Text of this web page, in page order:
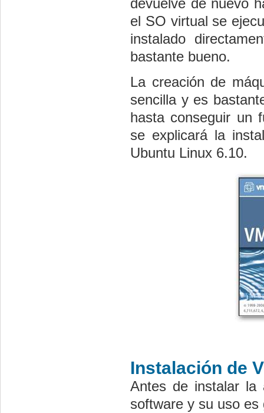
devuelve de nuevo
el SO virtual se
instalado
bastante bueno.
La creación de
sencilla y es
hasta conseguir un
se explicará la
Ubuntu Linux 6.10.
Instalación de
Antes de instalar la
software y su uso es